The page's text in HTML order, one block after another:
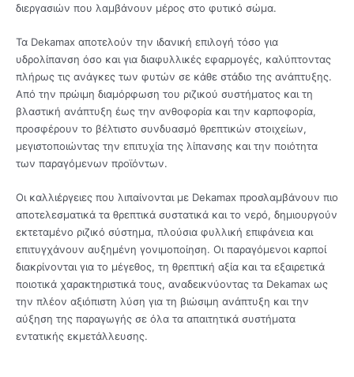
διεργασιών που λαμβάνουν μέρος στο φυτικό σώμα.
Τα Dekamax αποτελούν την ιδανική επιλογή τόσο για
υδρολίπανση όσο και για διαφυλλικές εφαρμογές, καλύπτοντας
πλήρως τις ανάγκες των φυτών σε κάθε στάδιο της ανάπτυξης.
Από την πρώιμη διαμόρφωση του ριζικού συστήματος και τη
βλαστική ανάπτυξη έως την ανθοφορία και την καρποφορία,
προσφέρουν το βέλτιστο συνδυασμό θρεπτικών στοιχείων,
μεγιστοποιώντας την επιτυχία της λίπανσης και την ποιότητα
των παραγόμενων προϊόντων.
Οι καλλιέργειες που λιπαίνονται με Dekamax προσλαμβάνουν πιο
αποτελεσματικά τα θρεπτικά συστατικά και το νερό, δημιουργούν
εκτεταμένο ριζικό σύστημα, πλούσια φυλλική επιφάνεια και
επιτυγχάνουν αυξημένη γονιμοποίηση. Οι παραγόμενοι καρποί
διακρίνονται για το μέγεθος, τη θρεπτική αξία και τα εξαιρετικά
ποιοτικά χαρακτηριστικά τους, αναδεικνύοντας τα Dekamax ως
την πλέον αξιόπιστη λύση για τη βιώσιμη ανάπτυξη και την
αύξηση της παραγωγής σε όλα τα απαιτητικά συστήματα
εντατικής εκμετάλλευσης.